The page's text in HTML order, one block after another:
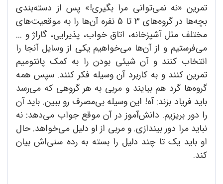
تمرین «نه نمی‌توانی مرا بگیری!» پس از دسته‌بندی
بچه‌ها در گروه‌های 3 تا 5 نفره آن‌ها را به موقعیت‌های
مختلف مثل آشپزخانه، اتاق خواب، پذیرایی، گاراژ و ...
می‌فرستیم و از آن‌ها می‌خواهیم یکی از وسایل آنجا را
انتخاب کنند و آن شیئی بودن را به کمک پانتومیم
تمرین کنند و به‌ کاربرد آن وسیله فکر کنند. سپس همه
گروه‌ها‌ گرد هم بیایند و مربی به هر گروهی که می‌رسد
باید فریاد بزند: آه! این وسیله بی‌مصرف رو ببین. باید آن
را دور بریزیم. دانش‌آموز در آن موقع جواب می‌دهد: نه
نباید مرا دور بیندازی. و مربی از او دلیل می‌خواهد. حال
او باید یک تا چند دلیل را بسته به رده سنی‌اش بیان
کند.